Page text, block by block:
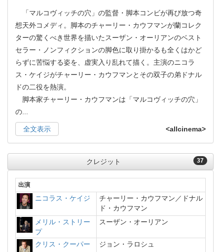
「マルコヴィッチの穴」の監督・脚本コンビが再び放つ奇
想天外コメディ。脚本のチャーリー・カウフマンが蘭コレク
ターの驚くべき世界を描いたスーザン・オーリアンのベスト
セラー・ノンフィクションの脚色に取り掛かるも全くはかど
らずに苦悩する姿を、虚実入り乱れて描く。主演のニコラ
ス・ケイジがチャーリー・カウフマンとその双子の弟ドナル
ドの二役を熱演。
脚本家チャーリー・カウフマンは「マルコヴィッチの穴」
の
全文表示 <allcinema>
37
クレジット
出演
ニコラス・ケイジ
チャーリー・カウフマン／ドナル
ド・カウフマン
メリル・ストリー
プ
スーザン・オーリアン
クリス・クーパー ジョン・ラロシュ